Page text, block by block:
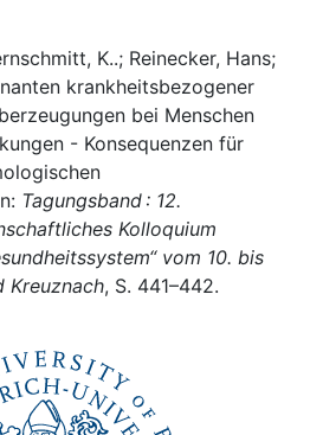
K..; Reinecker, Hans;
krankheitsbezogener
bei Menschen
- Konsequenzen für
Tagungsband : 12.
Kolloquium
vom 10. bis
Kreuznach, S. 441–442.